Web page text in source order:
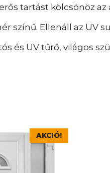
tartást kölcsönöz az
színű. Ellenáll az UV
és UV tűrő, világos
AKCIÓ!